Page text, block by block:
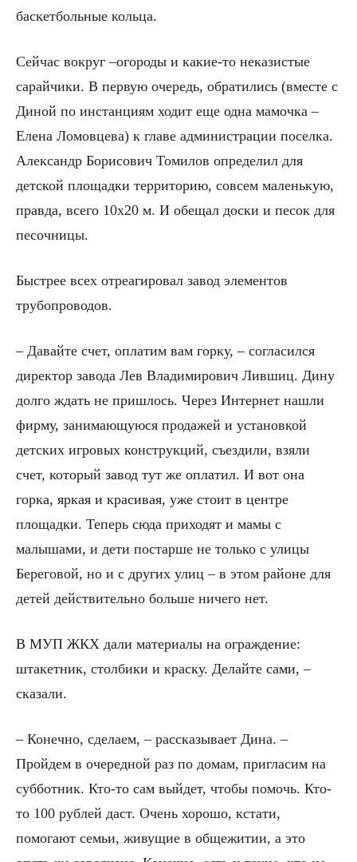
баскетбольные кольца.
Сейчас вокруг –огороды и какие-то неказистые
сарайчики. В первую очередь, обратились (вместе с
Диной по инстанциям ходит еще одна мамочка –
Елена Ломовцева) к главе администрации поселка.
Александр Борисович Томилов определил для
детской площадки территорию, совсем маленькую,
правда, всего 10х20 м. И обещал доски и песок для
песочницы.
Быстрее всех отреагировал завод элементов
трубопроводов.
– Давайте счет, оплатим вам горку, – согласился
директор завода Лев Владимирович Лившиц. Дину
долго ждать не пришлось. Через Интернет нашли
фирму, занимающуюся продажей и установкой
детских игровых конструкций, съездили, взяли
счет, который завод тут же оплатил. И вот она
горка, яркая и красивая, уже стоит в центре
площадки. Теперь сюда приходят и мамы с
малышами, и дети постарше не только с улицы
Береговой, но и с других улиц – в этом районе для
детей действительно больше ничего нет.
В МУП ЖКХ дали материалы на ограждение:
штакетник, столбики и краску. Делайте сами, –
сказали.
– Конечно, сделаем, – рассказывает Дина. –
Пройдем в очередной раз по домам, пригласим на
субботник. Кто-то сам выйдет, чтобы помочь. Кто-
то 100 рублей даст. Очень хорошо, кстати,
помогают семьи, живущие в общежитии, а это